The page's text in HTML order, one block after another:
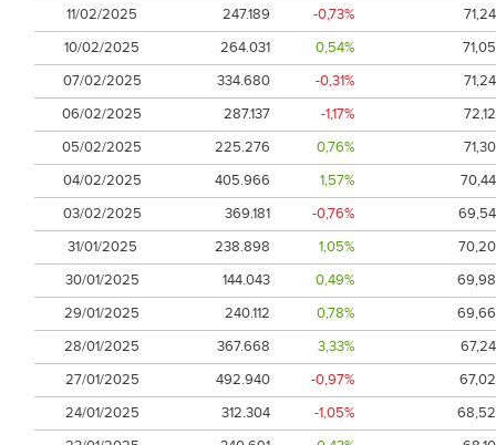
11/02/2025
247.189 -0,73%
71,24
10/02/2025
264.031 0,54%
71,05
07/02/2025
334.680 -0,31%
71,24
06/02/2025
287.137 -1,17%
72,12
05/02/2025
225.276 0,76%
71,30
04/02/2025
405.966 1,57%
70,44
03/02/2025
369.181 -0,76%
69,54
31/01/2025
238.898 1,05%
70,20
30/01/2025
144.043 0,49%
69,98
29/01/2025
240.112 0,78%
69,66
28/01/2025
367.668 3,33%
67,24
27/01/2025
492.940 -0,97%
67,02
24/01/2025
312.304 -1,05%
68,52